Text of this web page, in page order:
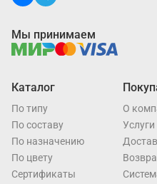
Каталог
По типу
По составу
По назначению
По цвету
Cертификаты
О
Услуги
Мы принимаем